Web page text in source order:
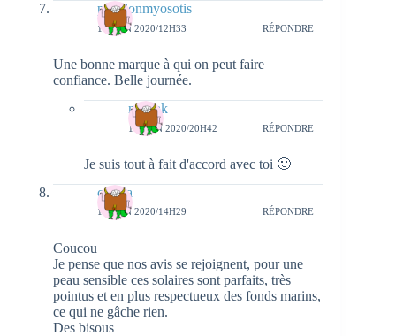
papillonmyosotis
11 JUIN 2020/12H33 RÉPONDRE
Une bonne marque à qui on peut faire
confiance. Belle journée.
natieak
11 JUIN 2020/20H42 RÉPONDRE
Je suis tout à fait d'accord avec toi 🙂
cecilia
11 JUIN 2020/14H29 RÉPONDRE
Coucou
Je pense que nos avis se rejoignent, pour une
peau sensible ces solaires sont parfaits, très
pointus et en plus respectueux des fonds marins,
ce qui ne gâche rien.
Des bisous